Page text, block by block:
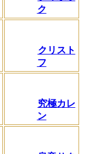
ク
クリスト
フ
究極カレ
ン